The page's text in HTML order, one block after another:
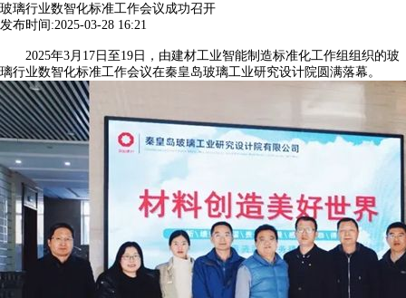
玻璃行业数智化标准工作会议成功召开
发布时间:2025-03-28 16:21
2025年3月17日至19日，由建材工业智能制造标准化工作组组织的玻
璃行业数智化标准工作会议在秦皇岛玻璃工业研究设计院圆满落幕。